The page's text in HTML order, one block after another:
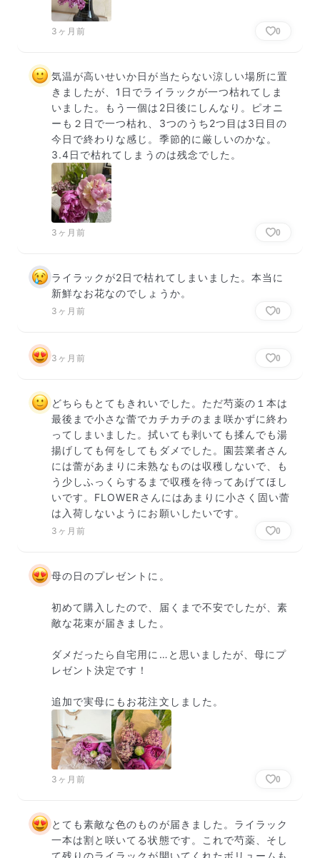
3ヶ月前 0
気温が高いせいか日が当たらない涼しい場所に置
きましたが、1日でライラックが一つ枯れてしま
いました。もう一個は2日後にしんなり。ピオニ
ーも２日で一つ枯れ、3つのうち2つ目は3日目の
今日で終わりな感じ。季節的に厳しいのかな。
3.4日で枯れてしまうのは残念でした。
3ヶ月前 0
ライラックが2日で枯れてしまいました。本当に
新鮮なお花なのでしょうか。
3ヶ月前 0
3ヶ月前 0
どちらもとてもきれいでした。ただ芍薬の１本は
最後まで小さな蕾でカチカチのまま咲かずに終わ
ってしまいました。拭いても剥いても揉んでも湯
揚げしても何をしてもダメでした。園芸業者さん
には蕾があまりに未熟なものは収穫しないで、も
う少しふっくらするまで収穫を待ってあげてほし
いです。FLOWERさんにはあまりに小さく固い蕾
は入荷しないようにお願いしたいです。
3ヶ月前 0
母の日のプレゼントに。
初めて購入したので、届くまで不安でしたが、素
敵な花束が届きました。
ダメだったら自宅用に…と思いましたが、母にプ
レゼント決定です！
追加で実母にもお花注文しました。
3ヶ月前 0
とても素敵な色のものが届きました。ライラック
一本は割と咲いてる状態です。これで芍薬、そし
て残りのライラックが開いてくれたボリュームも